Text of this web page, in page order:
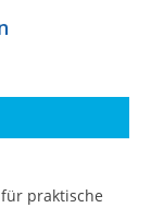
praktische